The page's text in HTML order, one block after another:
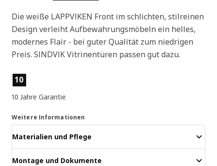
Die weiße LAPPVIKEN Front im schlichten, stilreinen
Design verleiht Aufbewahrungsmöbeln ein helles,
modernes Flair - bei guter Qualität zum niedrigen
Preis. SINDVIK Vitrinentüren passen gut dazu.
Produktmerkmale
10
10 Jahre Garantie
Weitere Informationen
Materialien und Pflege
Montage und Dokumente